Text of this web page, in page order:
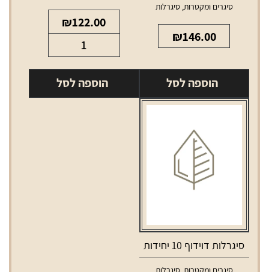
סיגרים ומקטרות,סיגרלות
₪146.00
הוספה לסל
₪122.00
של
סיגרלות
טרינידד
הוספה לסל
סיגרלות דוידוף 10 יחידות